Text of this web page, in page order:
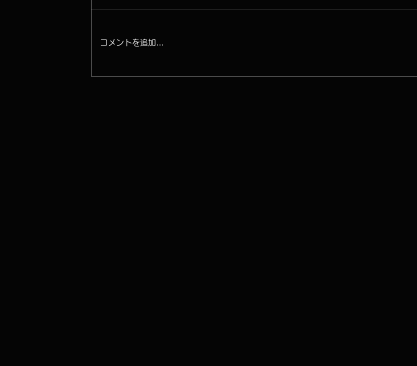
ライブ配信サービスを開始し
コメントを追加…